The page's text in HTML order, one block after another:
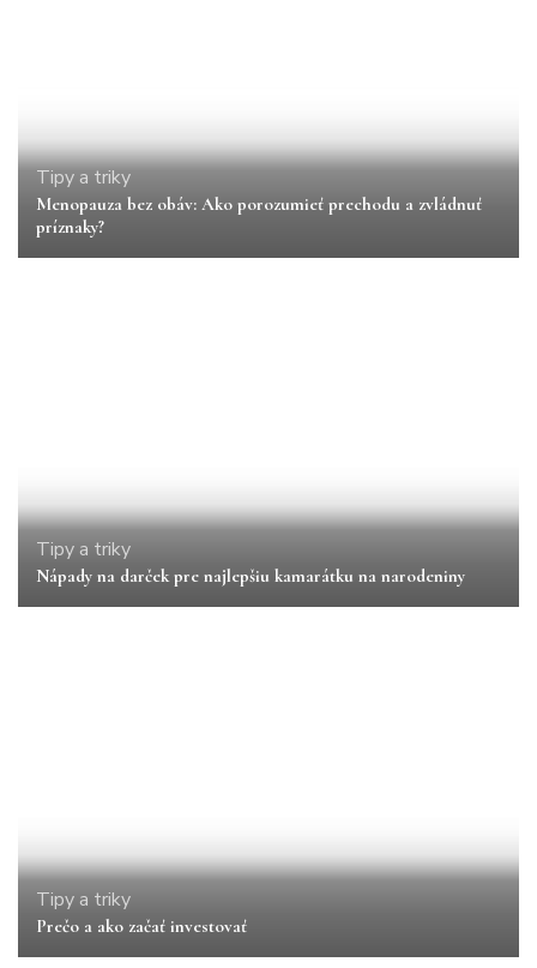
Tipy a triky
Menopauza bez obáv: Ako porozumieť prechodu a zvládnuť
príznaky?
Tipy a triky
Nápady na darček pre najlepšiu kamarátku na narodeniny
Tipy a triky
Prečo a ako začať investovať